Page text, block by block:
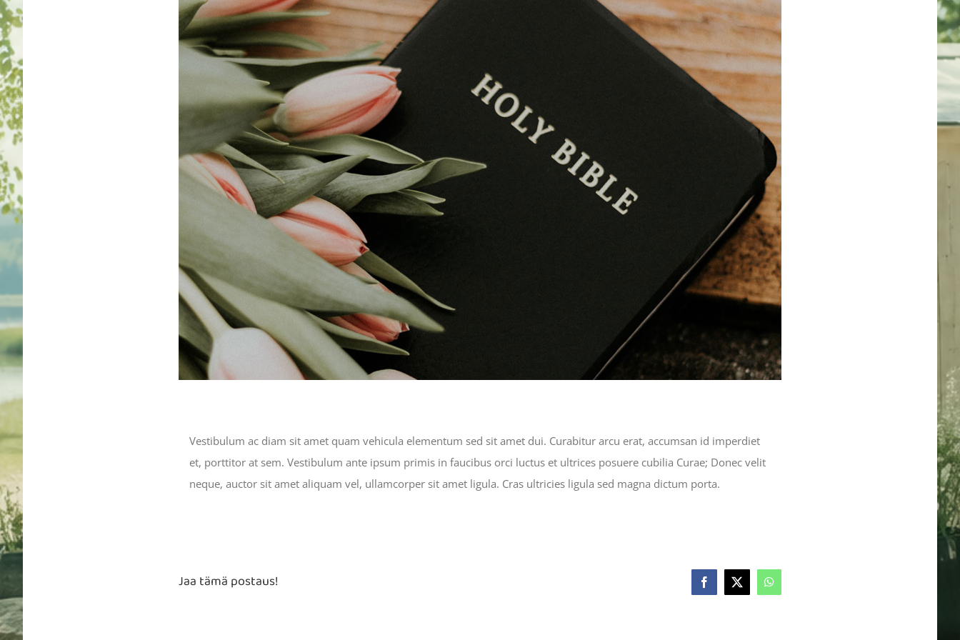
Image
Vestibulum ac diam sit amet quam vehicula elementum sed sit amet dui. Curabitur arcu erat, accumsan id imperdiet
et, porttitor at sem. Vestibulum ante ipsum primis in faucibus orci luctus et ultrices posuere cubilia Curae; Donec velit
neque, auctor sit amet aliquam vel, ullamcorper sit amet ligula. Cras ultricies ligula sed magna dictum porta.
Jaa tämä postaus! Facebook
X WhatsApp